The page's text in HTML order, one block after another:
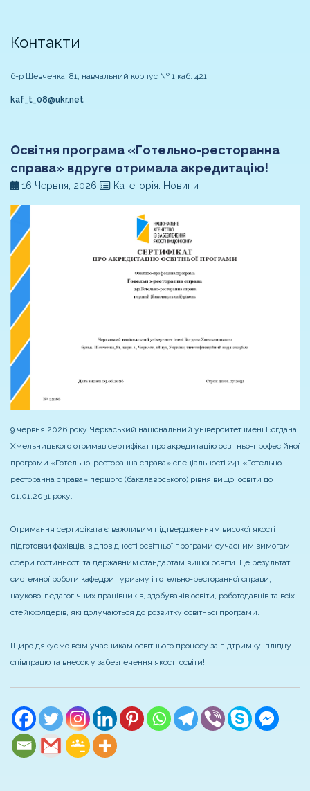
Контакти
б-р Шевченка, 81, навчальний корпус № 1 каб. 421
kaf_t_08@ukr.net
Освітня програма «Готельно-ресторанна
справа» вдруге отримала акредитацію!
16 Червня, 2026 Категорія: Новини
9 червня 2026 року Черкаський національний університет імені Богдана
Хмельницького отримав сертифікат про акредитацію освітньо-професійної
програми «Готельно-ресторанна справа» спеціальності 241 «Готельно-
ресторанна справа» першого (бакалаврського) рівня вищої освіти до
01.01.2031 року.
Отримання сертифіката є важливим підтвердженням високої якості
підготовки фахівців, відповідності освітньої програми сучасним вимогам
сфери гостинності та державним стандартам вищої освіти. Це результат
системної роботи кафедри туризму і готельно-ресторанної справи,
науково-педагогічних працівників, здобувачів освіти, роботодавців та всіх
стейкхолдерів, які долучаються до розвитку освітньої програми.
Щиро дякуємо всім учасникам освітнього процесу за підтримку, плідну
співпрацю та внесок у забезпечення якості освіти!